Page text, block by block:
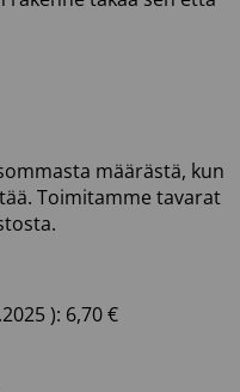
määrästä, kun
Toimitamme tavarat
): 6,70€